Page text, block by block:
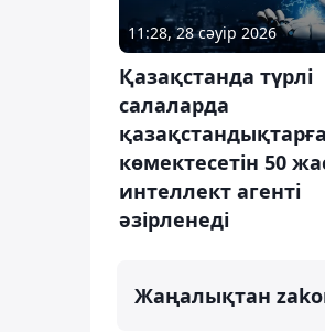
11:28, 28 сәуір 2026
Қазақстанда түрлі
салаларда
қазақстандықтарға
көмектесетін 50
интеллект агенті
әзірленеді
Жаңалықтан